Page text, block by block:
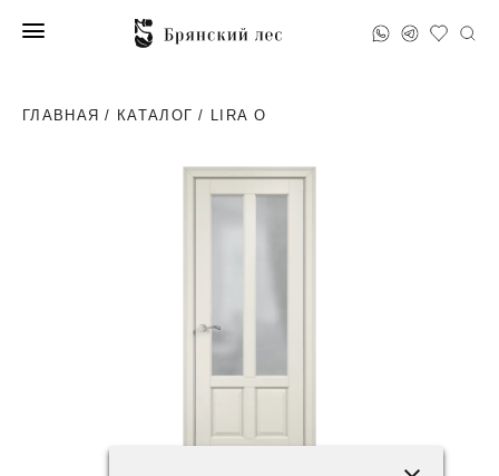
ГЛАВНАЯ / КАТАЛОГ / LIRA O